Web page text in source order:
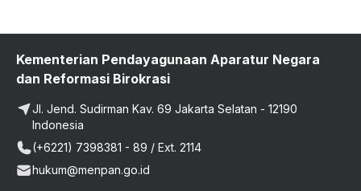
Kementerian Pendayagunaan Aparatur Negara
dan Reformasi Birokrasi
Jl. Jend. Sudirman Kav. 69 Jakarta Selatan - 12190
Indonesia
(+6221) 7398381 - 89 / Ext. 2114
hukum@menpan.go.id